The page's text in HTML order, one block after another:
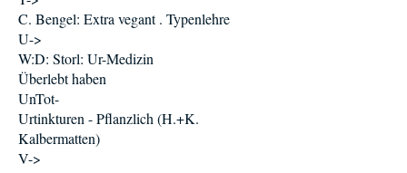
C. Bengel: Extra vegant . Typenlehre
U->
W:D: Storl: Ur-Medizin
Überlebt haben
UnTot-
Urtinkturen - Pflanzlich (H.+K.
Kalbermatten)
V->